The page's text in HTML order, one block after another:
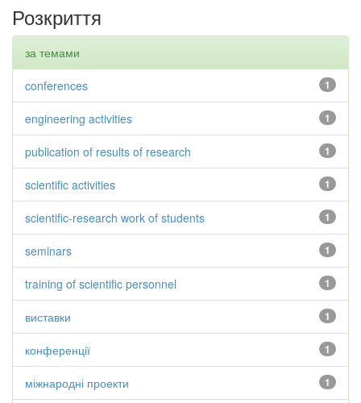
Розкриття
за темами
1
conferences
1
engineering activities
1
publication of results of research
1
scientific activities
1
scientific-research work of students
1
seminars
1
training of scientific personnel
1
виставки
1
конференції
1
міжнародні проекти